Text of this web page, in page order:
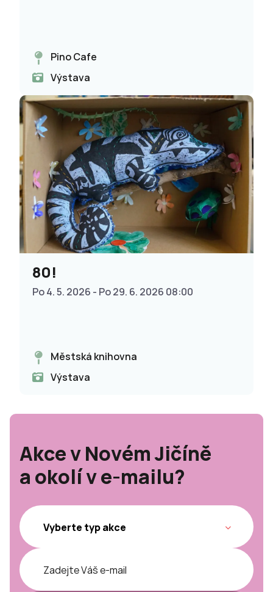
Pino Cafe
Výstava
80!
Po 4. 5. 2026 - Po 29. 6. 2026 08:00
Městská knihovna
Výstava
Akce v Novém Jičíně
a okolí v e-mailu?